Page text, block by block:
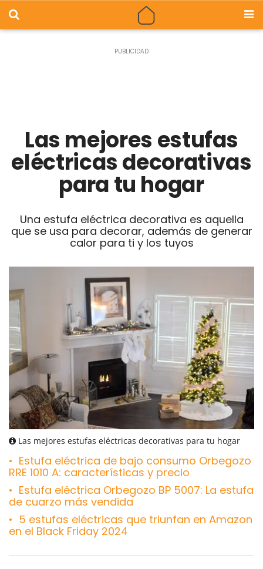
Las mejores estufas
eléctricas decorativas
para tu hogar
Una estufa eléctrica decorativa es aquella
que se usa para decorar, además de generar
calor para ti y los tuyos
Las mejores estufas eléctricas decorativas para tu hogar
Estufa eléctrica de bajo consumo Orbegozo
RRE 1010 A: características y precio
Estufa eléctrica Orbegozo BP 5007: La estufa
de cuarzo más vendida
5 estufas eléctricas que triunfan en Amazon
en el Black Friday 2024